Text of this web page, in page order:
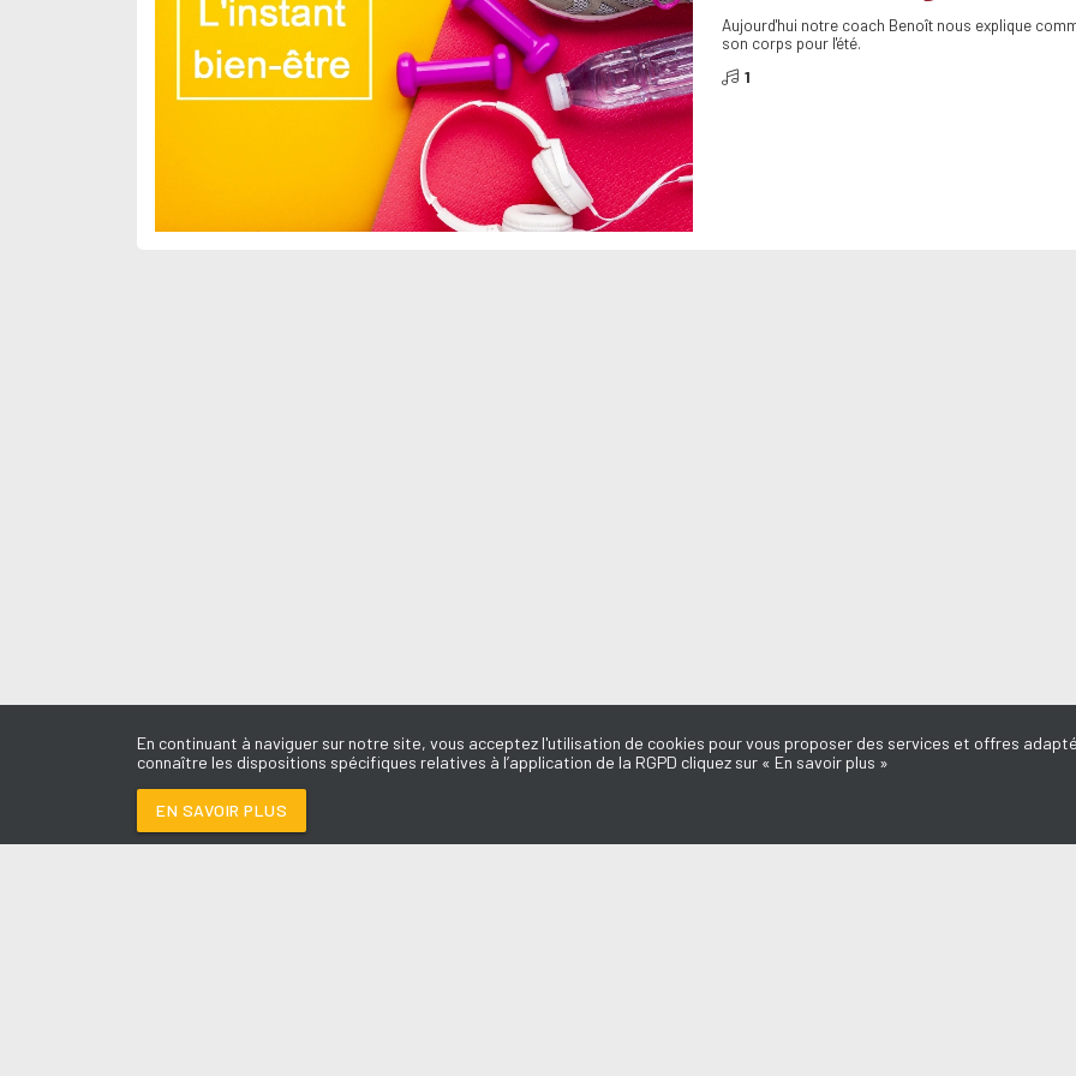
Aujourd'hui notre coach Benoît nous explique
son corps pour l'été.
1
En continuant à naviguer sur notre site, vous acceptez l'utilisation de cookies pour vous proposer des services et offres
connaître les dispositions spécifiques relatives à l’application de la RGPD cliquez sur « En savoir plus »
EN SAVOIR PLUS